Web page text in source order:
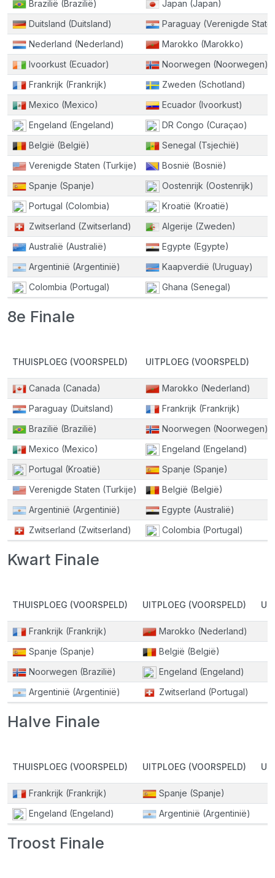
Brazilië (Brazilië)
Japan (Japan)
Duitsland (Duitsland)
Paraguay (Verenigde
Nederland (Nederland)
Marokko (Marokko)
Ivoorkust (Ecuador)
Noorwegen (Noorwegen)
Frankrijk (Frankrijk)
Zweden (Schotland)
Mexico (Mexico)
Ecuador (Ivoorkust)
Engeland (Engeland)
DR Congo (Curaçao)
België (België)
Senegal (Tsjechië)
Verenigde Staten (Turkije)
Bosnië (Bosnië)
Spanje (Spanje)
Oostenrijk (Oostenrijk)
Portugal (Colombia)
Kroatië (Kroatië)
Zwitserland (Zwitserland)
Algerije (Zweden)
Australië (Australië)
Egypte (Egypte)
Argentinië (Argentinië)
Kaapverdië (Uruguay)
Colombia (Portugal)
Ghana (Senegal)
8e Finale
THUISPLOEG (VOORSPELD) UITPLOEG (VOORSPELD)
Canada (Canada)
Marokko (Nederland)
Paraguay (Duitsland)
Frankrijk (Frankrijk)
Brazilië (Brazilië)
Noorwegen (Noorwegen)
Mexico (Mexico)
Engeland (Engeland)
Portugal (Kroatië)
Spanje (Spanje)
Verenigde Staten (Turkije)
België (België)
Argentinië (Argentinië)
Egypte (Australië)
Zwitserland (Zwitserland)
Colombia (Portugal)
Kwart Finale
THUISPLOEG (VOORSPELD) UITPLOEG (VOORSPELD)
Frankrijk (Frankrijk) Marokko (Nederland)
Spanje (Spanje)
België (België)
Noorwegen (Brazilië)
Engeland (Engeland)
Argentinië (Argentinië)
Zwitserland (Portugal)
Halve Finale
THUISPLOEG (VOORSPELD) UITPLOEG (VOORSPELD)
Frankrijk (Frankrijk) Spanje (Spanje)
Engeland (Engeland)
Argentinië (Argentinië)
Troost Finale